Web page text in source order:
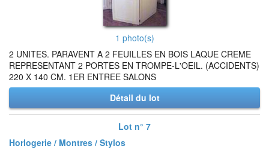
1 photo(s)
2 UNITES. PARAVENT A 2 FEUILLES EN BOIS LAQUE CREME
REPRESENTANT 2 PORTES EN TROMPE-L'OEIL. (ACCIDENTS)
220 X 140 CM. 1ER ENTREE SALONS
Détail du lot
Lot n° 7
Horlogerie / Montres / Stylos